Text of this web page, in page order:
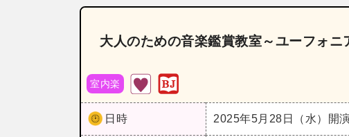
大人のための音楽鑑賞教室～ユーフォ
室内楽
日時 2025年5月28日（水） 開